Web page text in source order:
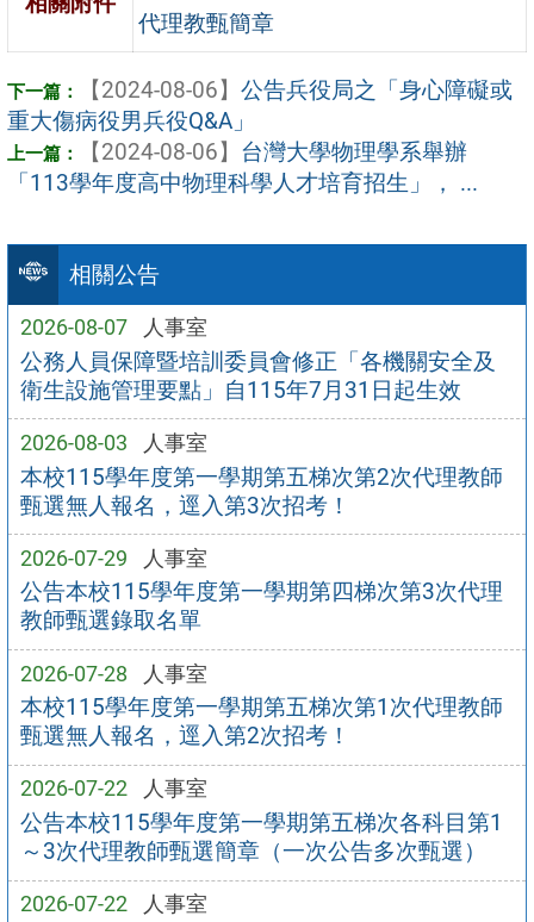
相關公告
2026-08-07 人事室
公務人員保障暨培訓委員會修正「各機關安全及
衛生設施管理要點」自115年7月31日起生效
2026-08-03 人事室
本校115學年度第一學期第五梯次第2次代理教師
甄選無人報名，逕入第3次招考！
2026-07-29 人事室
公告本校115學年度第一學期第四梯次第3次代理
教師甄選錄取名單
2026-07-28 人事室
本校115學年度第一學期第五梯次第1次代理教師
甄選無人報名，逕入第2次招考！
2026-07-22 人事室
公告本校115學年度第一學期第五梯次各科目第1
～3次代理教師甄選簡章（一次公告多次甄選）
2026-07-22 人事室
代理教甄簡章
【2024-08-06】 公告兵役局之「身心障礙或
重大傷病役男兵役Q&A」
【2024-08-06】 台灣大學物理學系舉辦
「113學年度高中物理科學人才培育招生」， ...